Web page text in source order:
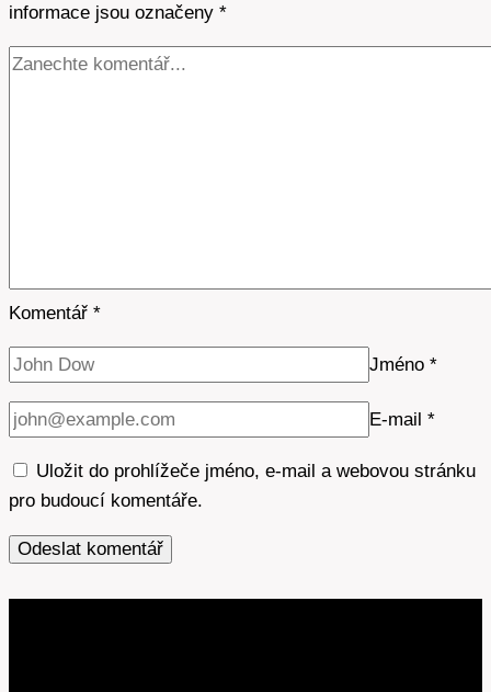
informace jsou označeny *
Komentář *
Jméno *
E-mail *
Uložit do prohlížeče jméno, e-mail a webovou stránku
pro budoucí komentáře.